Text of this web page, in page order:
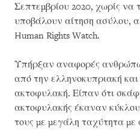
Σεπτεμβρίου 2020, χωρίς να
υποβάλουν αίτηση ασύλου,
Human Rights Watch.
Υπήρξαν αναφορές
από την ελληνοκυπριακή
ακτοφυλακή. Είπαν ότι
ακτοφυλακής έκαναν
τους με μεγάλη ταχύτητα